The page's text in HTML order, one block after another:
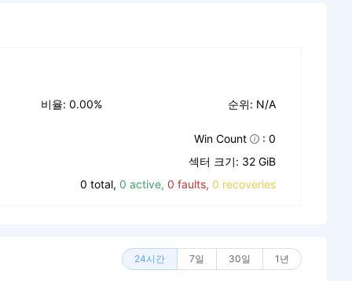
비율: 0.00% 순위: N/A
Win Count
: 0
섹터 크기: 32 GiB
0 total, 0 active, 0 faults, 0 recoveries
24시간 7일 30일 1년